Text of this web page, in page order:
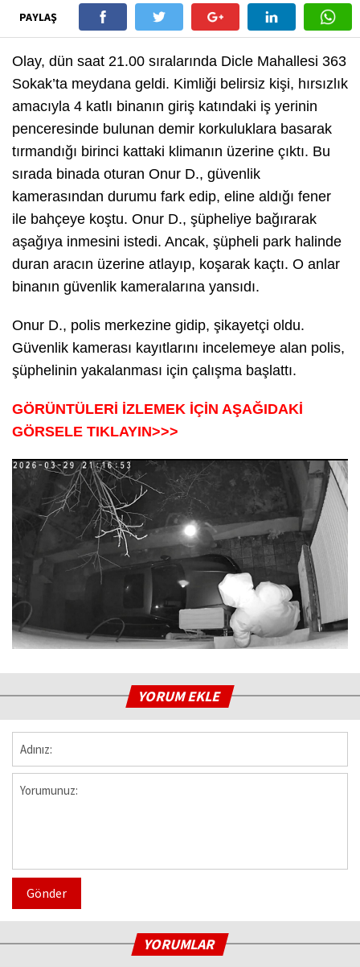
PAYLAŞ
Olay, dün saat 21.00 sıralarında Dicle Mahallesi 363
Sokak’ta meydana geldi. Kimliği belirsiz kişi, hırsızlık
amacıyla 4 katlı binanın giriş katındaki iş yerinin
penceresinde bulunan demir korkuluklara basarak
tırmandığı birinci kattaki klimanın üzerine çıktı. Bu
sırada binada oturan Onur D., güvenlik
kamerasından durumu fark edip, eline aldığı fener
ile bahçeye koştu. Onur D., şüpheliye bağırarak
aşağıya inmesini istedi. Ancak, şüpheli park halinde
duran aracın üzerine atlayıp, koşarak kaçtı. O anlar
binanın güvenlik kameralarına yansıdı.
Onur D., polis merkezine gidip, şikayetçi oldu.
Güvenlik kamerası kayıtlarını incelemeye alan polis,
şüphelinin yakalanması için çalışma başlattı.
GÖRÜNTÜLERİ İZLEMEK İÇİN AŞAĞIDAKİ
GÖRSELE TIKLAYIN>>>
YORUM EKLE
Gönder
YORUMLAR